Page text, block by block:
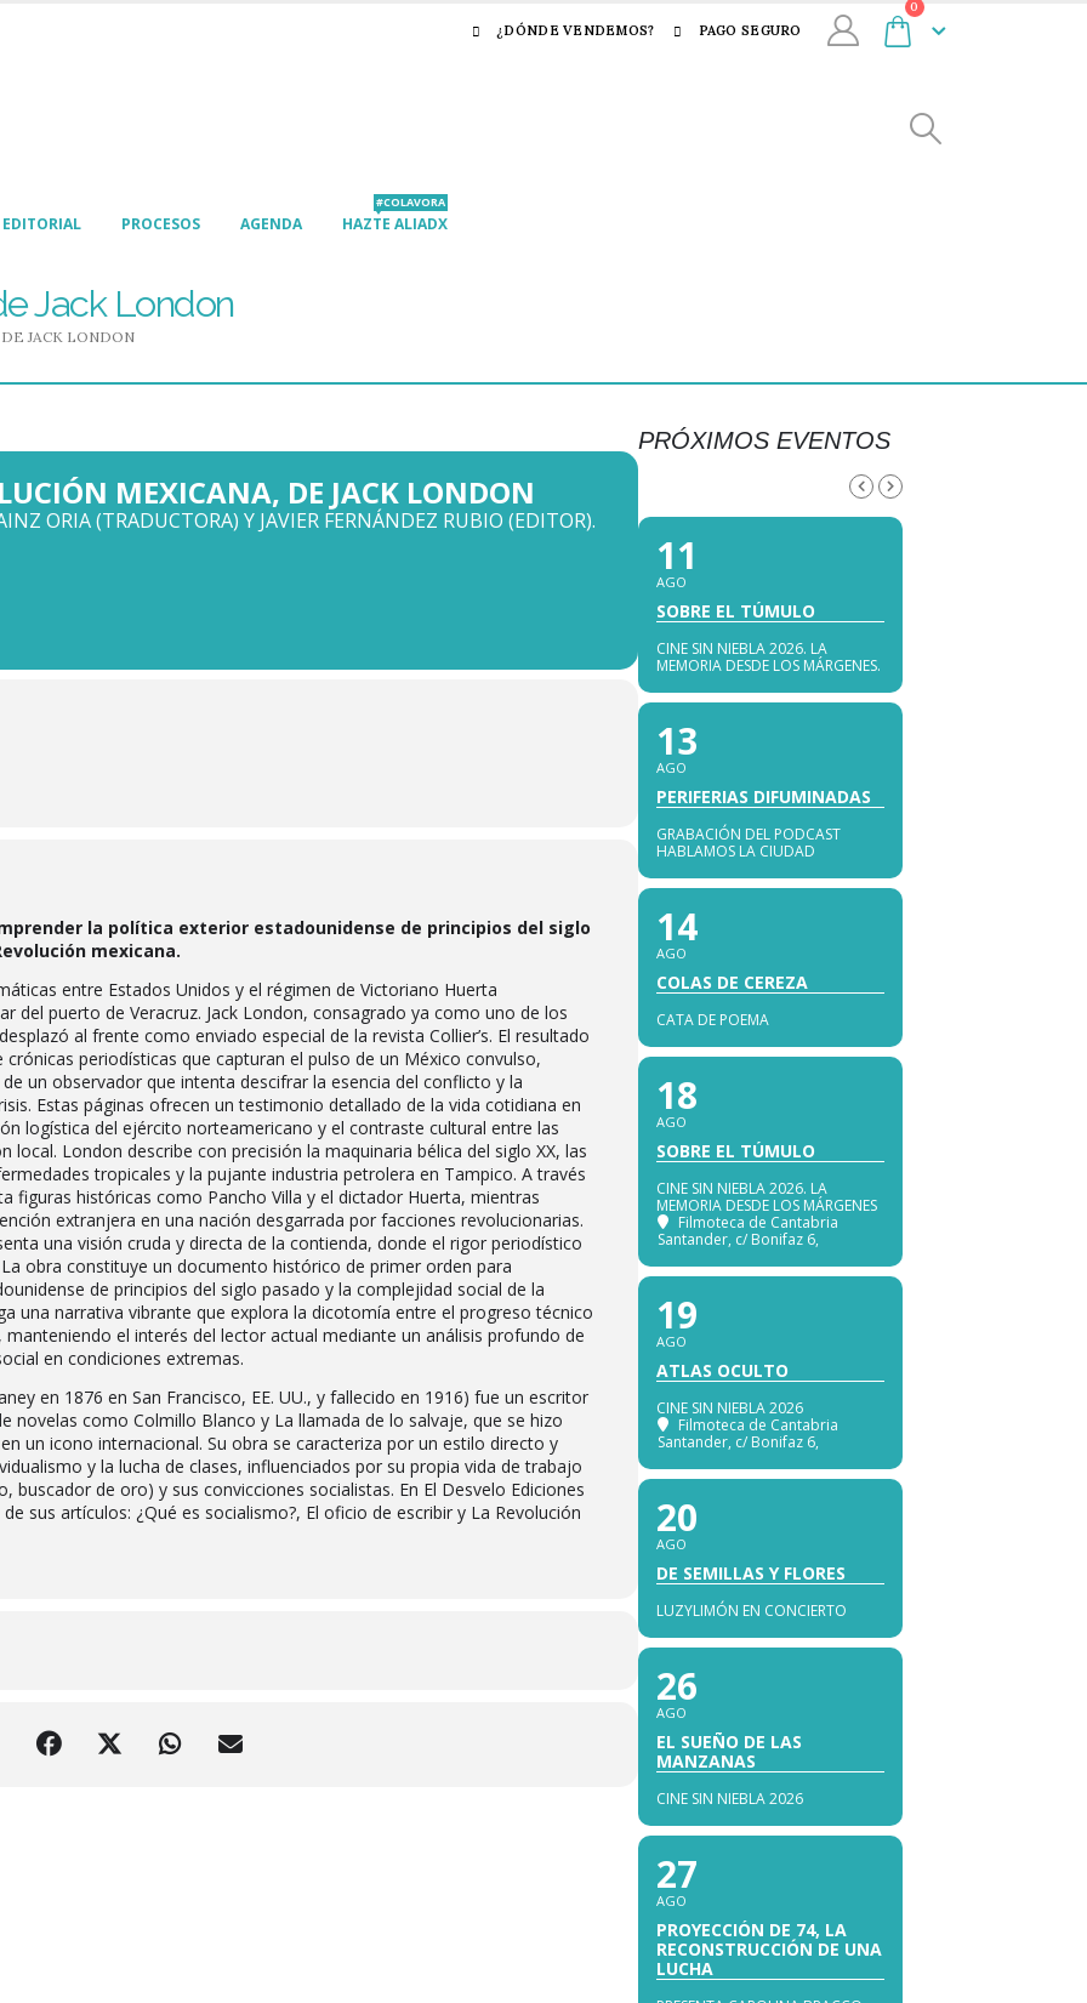
¿DÓNDE VENDEMOS? PAGO SEGURO
0
EDITORIAL PROCESOS AGENDA HAZTE ALIADX
#COLAVORA
Jack London
JACK LONDON
MEXICANA, DE JACK LONDON
ORIA (TRADUCTORA) Y JAVIER FERNÁNDEZ RUBIO (EDITOR).
la política exterior estadounidense de principios del siglo
mexicana.
entre Estados Unidos y el régimen de Victoriano Huerta
del puerto de Veracruz. Jack London, consagrado ya como uno de los
al frente como enviado especial de la revista Collier’s. El resultado
periodísticas que capturan el pulso de un México convulso,
un observador que intenta descifrar la esencia del conflicto y la
Estas páginas ofrecen un testimonio detallado de la vida cotidiana en
logística del ejército norteamericano y el contraste cultural entre las
local. London describe con precisión la maquinaria bélica del siglo XX, las
tropicales y la pujante industria petrolera en Tampico. A través
figuras históricas como Pancho Villa y el dictador Huerta, mientras
extranjera en una nación desgarrada por facciones revolucionarias.
una visión cruda y directa de la contienda, donde el rigor periodístico
obra constituye un documento histórico de primer orden para
de principios del siglo pasado y la complejidad social de la
una narrativa vibrante que explora la dicotomía entre el progreso técnico
el interés del lector actual mediante un análisis profundo de
en condiciones extremas.
en 1876 en San Francisco, EE. UU., y fallecido en 1916) fue un escritor
novelas como Colmillo Blanco y La llamada de lo salvaje, que se hizo
un icono internacional. Su obra se caracteriza por un estilo directo y
y la lucha de clases, influenciados por su propia vida de trabajo
buscador de oro) y sus convicciones socialistas. En El Desvelo Ediciones
sus artículos: ¿Qué es socialismo?, El oficio de escribir y La Revolución
PRÓXIMOS EVENTOS
11
AGO
SOBRE EL TÚMULO
CINE SIN NIEBLA 2026. LA
MEMORIA DESDE LOS MÁRGENES.
13
AGO
PERIFERIAS DIFUMINADAS
GRABACIÓN DEL PODCAST
HABLAMOS LA CIUDAD
14
AGO
COLAS DE CEREZA
CATA DE POEMA
18
AGO
SOBRE EL TÚMULO
CINE SIN NIEBLA 2026. LA
MEMORIA DESDE LOS MÁRGENES
Filmoteca de Cantabria
Santander, c/ Bonifaz 6,
19
AGO
ATLAS OCULTO
CINE SIN NIEBLA 2026
Filmoteca de Cantabria
Santander, c/ Bonifaz 6,
20
AGO
DE SEMILLAS Y FLORES
LUZYLIMÓN EN CONCIERTO
26
AGO
EL SUEÑO DE LAS
MANZANAS
CINE SIN NIEBLA 2026
27
AGO
PROYECCIÓN DE 74, LA
RECONSTRUCCIÓN DE UNA
LUCHA